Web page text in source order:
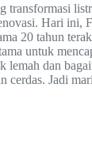
transformasi
Hari ini,
20 tahun
untuk
dan
Jadi